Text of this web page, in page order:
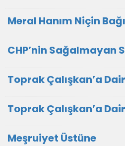
Meral Hanım Niçin
CHP’nin Sağalmayan
Toprak Çalışkan’a Dair
Toprak Çalışkan’a Dair
Meşruiyet Üstüne